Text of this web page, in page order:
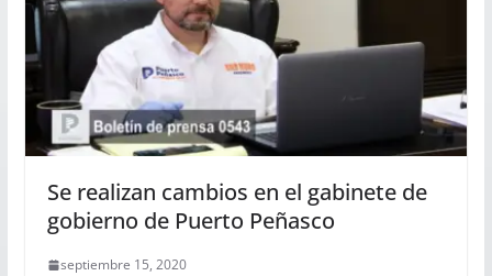
Se realizan cambios en el gabinete de
gobierno de Puerto Peñasco
septiembre 15, 2020